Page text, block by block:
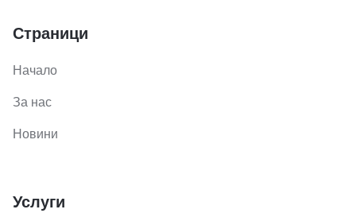
Страници
Начало
За нас
Новини
Услуги